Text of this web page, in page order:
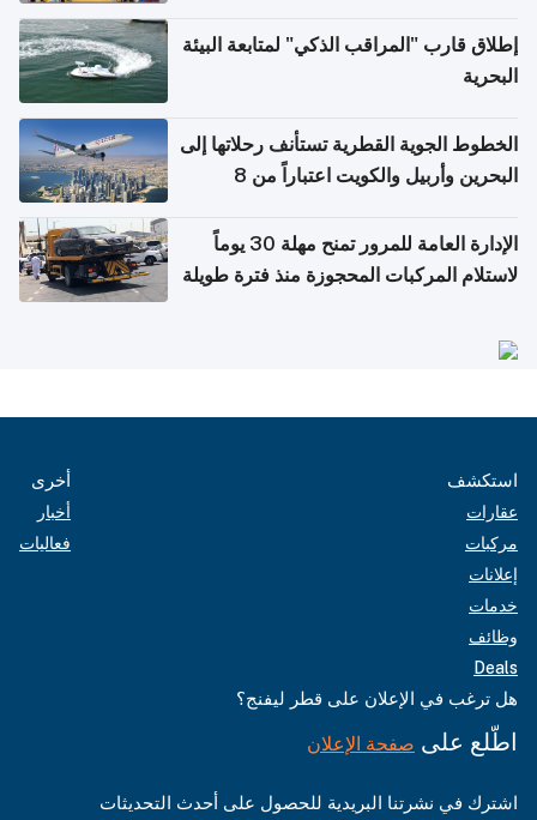
إطلاق قارب "المراقب الذكي" لمتابعة البيئة
البحرية
الخطوط الجوية القطرية تستأنف رحلاتها إلى
البحرين وأربيل والكويت اعتباراً من 8
الإدارة العامة للمرور تمنح مهلة 30 يوماً
لاستلام المركبات المحجوزة منذ فترة طويلة
استكشف
عقارات
مركبات
إعلانات
خدمات
وظائف
Deals
أخرى
أخبار
فعاليات
هل ترغب في الإعلان على قطر ليفنج؟
اطّلع على صفحة الإعلان
اشترك في نشرتنا البريدية للحصول على أحدث التحديثات